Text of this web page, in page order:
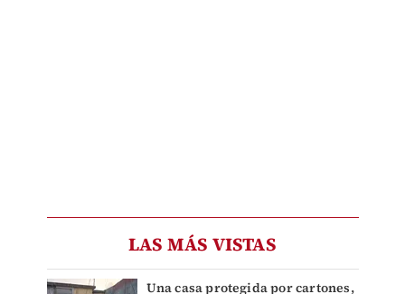
LAS MÁS VISTAS
Una casa protegida por cartones,